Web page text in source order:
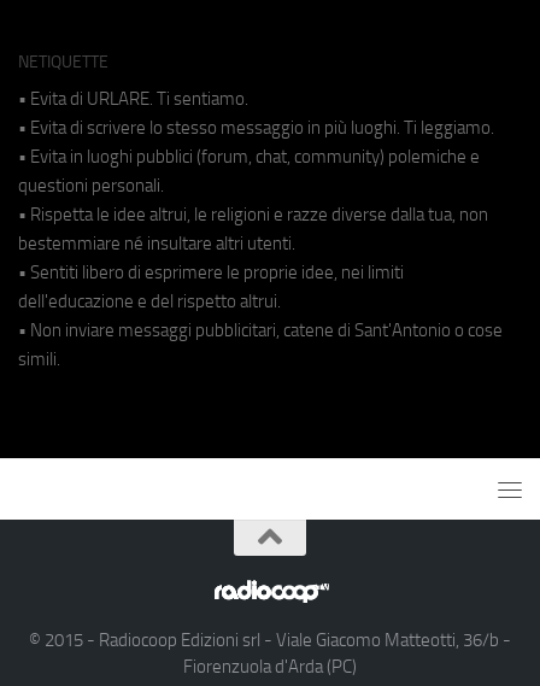
NETIQUETTE
• Evita di URLARE. Ti sentiamo.
• Evita di scrivere lo stesso messaggio in più luoghi. Ti leggiamo.
• Evita in luoghi pubblici (forum, chat, community) polemiche e
questioni personali.
• Rispetta le idee altrui, le religioni e razze diverse dalla tua, non
bestemmiare né insultare altri utenti.
• Sentiti libero di esprimere le proprie idee, nei limiti
dell'educazione e del rispetto altrui.
• Non inviare messaggi pubblicitari, catene di Sant'Antonio o cose
simili.
© 2015 - Radiocoop Edizioni srl - Viale Giacomo Matteotti, 36/b -
Fiorenzuola d'Arda (PC)